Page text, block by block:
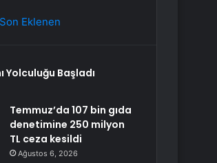
Son Eklenen
Yolculuğu Başladı
Temmuz’da 107 bin gıda
denetimine 250 milyon
TL ceza kesildi
Ağustos 6, 2026